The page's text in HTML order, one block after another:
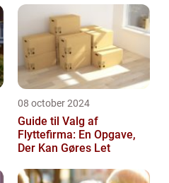
08 october 2024
Guide til Valg af
Flyttefirma: En Opgave,
Der Kan Gøres Let